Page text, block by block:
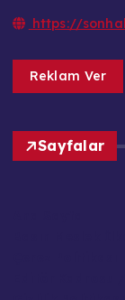
https://
Reklam Ver
Sayfalar